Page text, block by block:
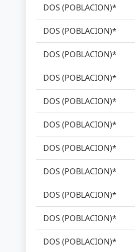
DOS (POBLACION)*
DOS (POBLACION)*
DOS (POBLACION)*
DOS (POBLACION)*
DOS (POBLACION)*
DOS (POBLACION)*
DOS (POBLACION)*
DOS (POBLACION)*
DOS (POBLACION)*
DOS (POBLACION)*
DOS (POBLACION)*